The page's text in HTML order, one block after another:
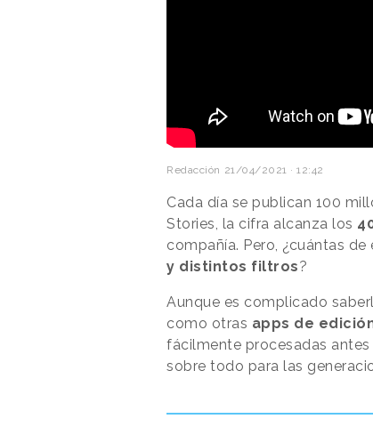
Redacción 21/04/2021 · 12:42
Cada día se publican 100
Stories, la cifra alcanza los
compañía. Pero, ¿cuántas
y distintos filtros?
Aunque es complicado
como otras apps de
fácilmente procesadas antes
sobre todo para las